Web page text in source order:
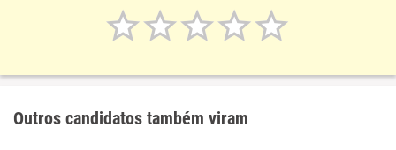
Outros candidatos também viram